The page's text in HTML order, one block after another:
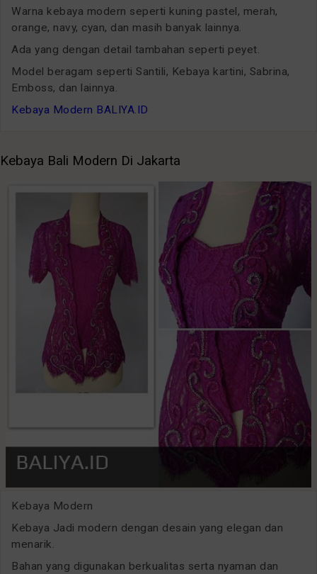
Warna kebaya modern seperti kuning pastel, merah,
orange, navy, cyan, dan masih banyak lainnya.
Ada yang dengan detail tambahan seperti peyet.
Model beragam seperti Santili, Kebaya kartini, Sabrina,
Emboss, dan lainnya.
Kebaya Modern BALIYA.ID
Kebaya Bali Modern Di Jakarta
Kebaya Modern
Kebaya Jadi modern dengan desain yang elegan dan
menarik.
Bahan yang digunakan berkualitas serta nyaman dan